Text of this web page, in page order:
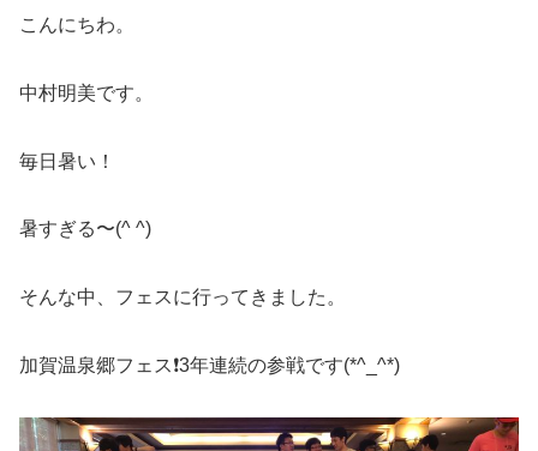
こんにちわ。
中村明美です。
毎日暑い！
暑すぎる〜(^ ^)
そんな中、フェスに行ってきました。
加賀温泉郷フェス❗️3年連続の参戦です(*^_^*)